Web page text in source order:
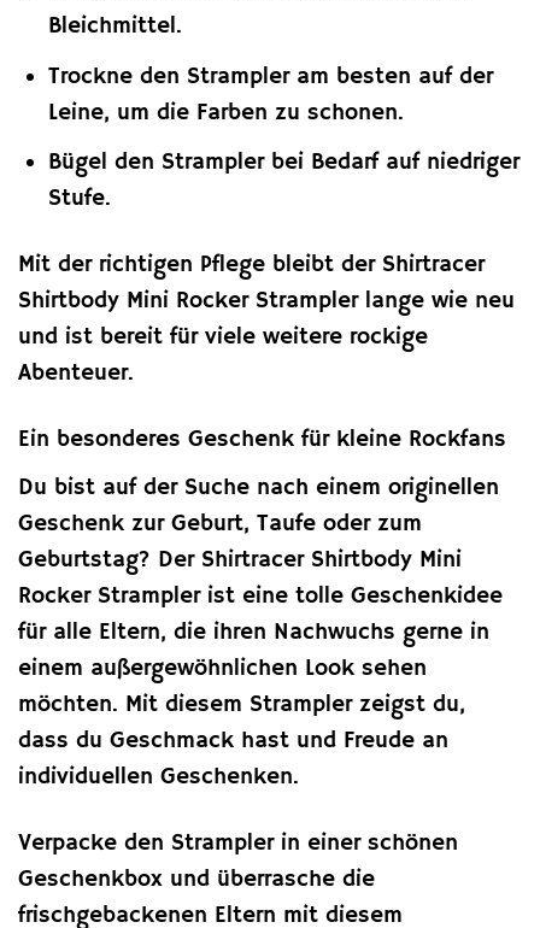
Bleichmittel.
Trockne den Strampler am besten auf der
Leine, um die Farben zu schonen.
Bügel den Strampler bei Bedarf auf niedriger
Stufe.
Mit der richtigen Pflege bleibt der Shirtracer
Shirtbody Mini Rocker Strampler lange wie neu
und ist bereit für viele weitere rockige
Abenteuer.
Ein besonderes Geschenk für kleine Rockfans
Du bist auf der Suche nach einem originellen
Geschenk zur Geburt, Taufe oder zum
Geburtstag? Der Shirtracer Shirtbody Mini
Rocker Strampler ist eine tolle Geschenkidee
für alle Eltern, die ihren Nachwuchs gerne in
einem außergewöhnlichen Look sehen
möchten. Mit diesem Strampler zeigst du,
dass du Geschmack hast und Freude an
individuellen Geschenken.
Verpacke den Strampler in einer schönen
Geschenkbox und überrasche die
frischgebackenen Eltern mit diesem